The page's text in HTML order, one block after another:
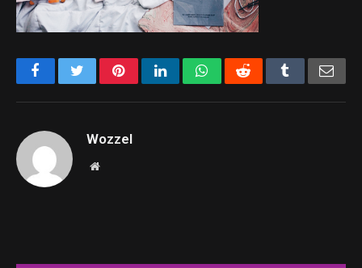
FacebookTwitterPinterestLinkedInWhatsAppReddit Tumblr
Wozzel
Website